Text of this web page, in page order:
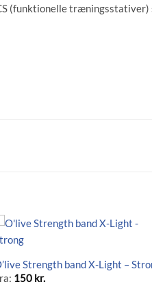
(funktionelle
Strength band X-Light –
150 kr.